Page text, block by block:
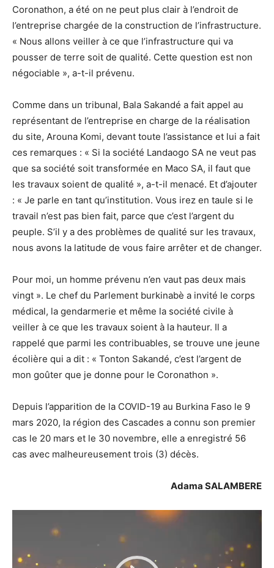
Coronathon, a été on ne peut plus clair à l’endroit de
l’entreprise chargée de la construction de l’infrastructure.
« Nous allons veiller à ce que l’infrastructure qui va
pousser de terre soit de qualité. Cette question est non
négociable », a-t-il prévenu.
Comme dans un tribunal, Bala Sakandé a fait appel au
représentant de l’entreprise en charge de la réalisation
du site, Arouna Komi, devant toute l’assistance et lui a fait
ces remarques : « Si la société Landaogo SA ne veut pas
que sa société soit transformée en Maco SA, il faut que
les travaux soient de qualité », a-t-il menacé. Et d’ajouter
: « Je parle en tant qu’institution. Vous irez en taule si le
travail n’est pas bien fait, parce que c’est l’argent du
peuple. S’il y a des problèmes de qualité sur les travaux,
nous avons la latitude de vous faire arrêter et de changer.
Pour moi, un homme prévenu n’en vaut pas deux mais
vingt ». Le chef du Parlement burkinabè a invité le corps
médical, la gendarmerie et même la société civile à
veiller à ce que les travaux soient à la hauteur. Il a
rappelé que parmi les contribuables, se trouve une jeune
écolière qui a dit : « Tonton Sakandé, c’est l’argent de
mon goûter que je donne pour le Coronathon ».
Depuis l’apparition de la COVID-19 au Burkina Faso le 9
mars 2020, la région des Cascades a connu son premier
cas le 20 mars et le 30 novembre, elle a enregistré 56
cas avec malheureusement trois (3) décès.
Adama SALAMBERE
Lecteur